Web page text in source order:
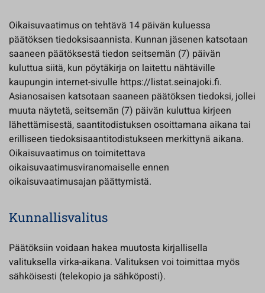
Oikaisuvaatimus on tehtävä 14 päivän kuluessa
päätöksen tiedoksisaannista. Kunnan jäsenen katsotaan
saaneen päätöksestä tiedon seitsemän (7) päivän
kuluttua siitä, kun pöytäkirja on laitettu nähtäville
kaupungin internet-sivulle https://listat.seinajoki.fi.
Asianosaisen katsotaan saaneen päätöksen tiedoksi, jollei
muuta näytetä, seitsemän (7) päivän kuluttua kirjeen
lähettämisestä, saantitodistuksen osoittamana aikana tai
erilliseen tiedoksisaantitodistukseen merkittynä aikana.
Oikaisuvaatimus on toimitettava
oikaisuvaatimusviranomaiselle ennen
oikaisuvaatimusajan päättymistä.
Kunnallisvalitus
Päätöksiin voidaan hakea muutosta kirjallisella
valituksella virka-aikana. Valituksen voi toimittaa myös
sähköisesti (telekopio ja sähköposti).